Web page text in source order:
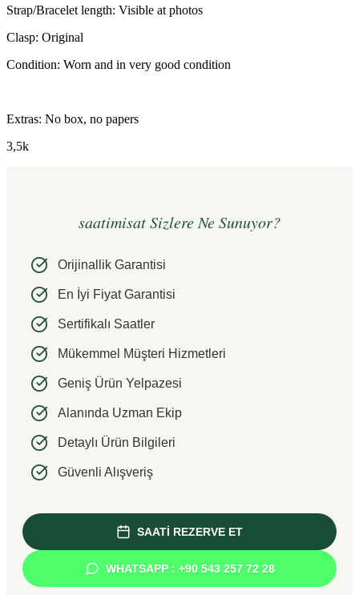
Strap/Bracelet length: Visible at photos
Clasp: Original
Condition: Worn and in very good condition
Extras: No box, no papers
3,5k
saatimisat Sizlere Ne Sunuyor?
Orijinallik Garantisi
En İyi Fiyat Garantisi
Sertifikalı Saatler
Mükemmel Müşteri Hizmetleri
Geniş Ürün Yelpazesi
Alanında Uzman Ekip
Detaylı Ürün Bilgileri
Güvenli Alışveriş
SAATİ REZERVE ET
WHATSAPP : +90 543 257 72 28